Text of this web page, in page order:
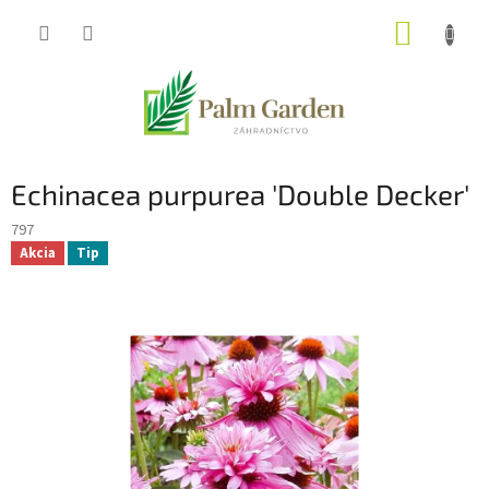
Echinacea purpurea 'Double Decker'
797
Akcia Tip